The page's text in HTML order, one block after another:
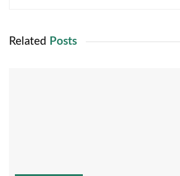
Related Posts